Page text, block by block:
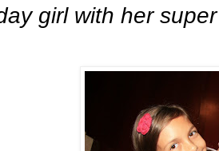
girl with her